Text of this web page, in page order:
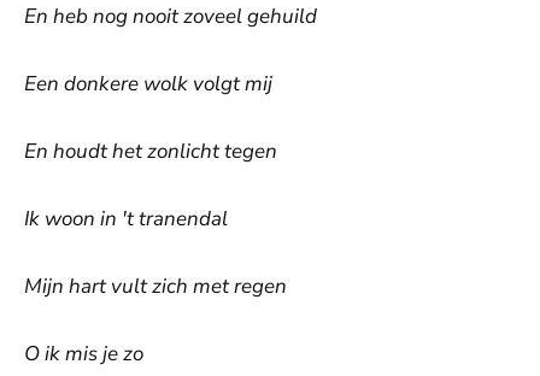
En heb nog nooit zoveel gehuild
Een donkere wolk volgt mij
En houdt het zonlicht tegen
Ik woon in 't tranendal
Mijn hart vult zich met regen
O ik mis je zo